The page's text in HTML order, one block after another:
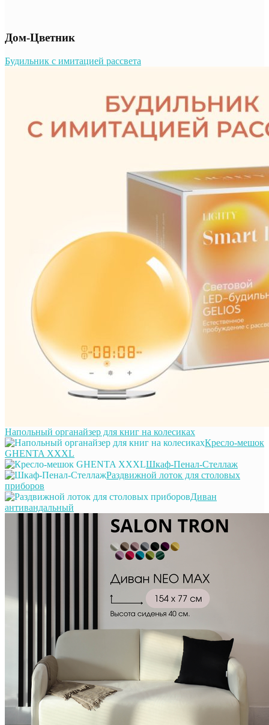
Дом-Цветник
Будильник с имитацией рассвета
Напольный органайзер для книг на колесиках
Кресло-мешок
GHENTA XXXL
Шкаф-Пенал-Стеллаж
Раздвижной лоток для столовых
приборов
Диван
антивандальный